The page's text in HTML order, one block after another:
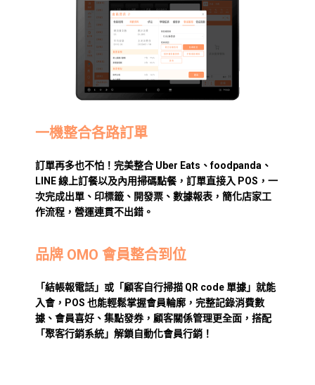
一機整合各路訂單
訂單再多也不怕！完美整合 Uber Eats、foodpanda、
LINE 線上訂餐以及內用掃碼點餐，訂單直接入 POS，一
次完成出單、印標籤、開發票、數據報表，簡化店家工
作流程，營運連貫不出錯。
品牌 OMO 會員整合到位
「結帳報電話」或「顧客自行掃描 QR code 單據」就能
入會，POS 也能輕鬆掌握會員輪廓，完整記錄消費數
據、會員喜好、集點發券，顧客關係管理更全面，搭配
「聚客行銷系統」解鎖自動化會員行銷！